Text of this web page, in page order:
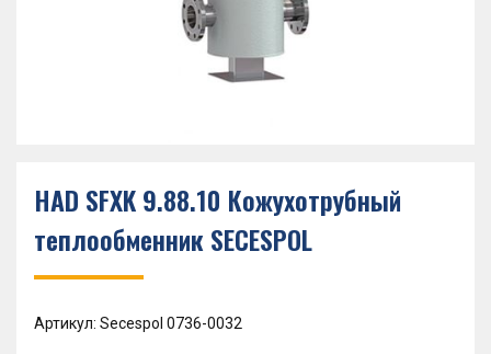
HAD SFXK 9.88.10 Кожухотрубный
теплообменник SECESPOL
Артикул: Secespol 0736-0032